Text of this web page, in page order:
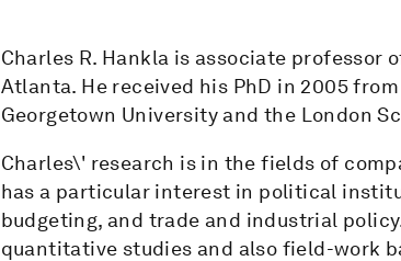
Charles R. Hankla is associate
Atlanta. He received his PhD in 2005
Georgetown University and the London
Charles\' research is in the fields of
has a particular interest in political
budgeting, and trade and industrial
quantitative studies and also field-work